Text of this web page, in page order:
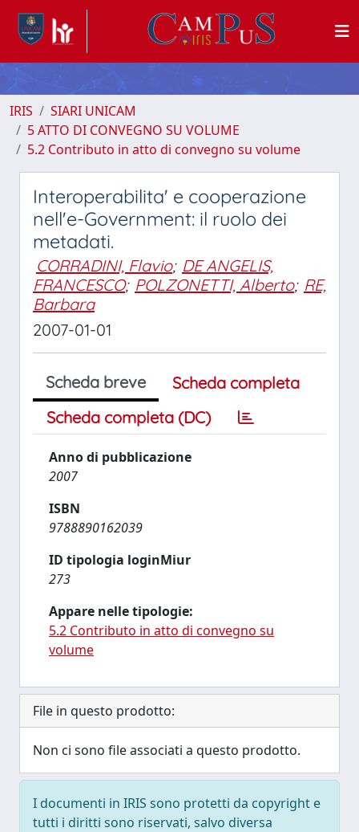
IRIS
SIARI UNICAM
5 ATTO DI CONVEGNO SU VOLUME
5.2 Contributo in atto di convegno su volume
Interoperabilita' e cooperazione
nell'e-Government: il ruolo dei
metadati.
CORRADINI, Flavio; DE ANGELIS,
FRANCESCO; POLZONETTI, Alberto; RE,
Barbara
2007-01-01
Scheda breve
Scheda completa
Scheda completa (DC)
Anno di pubblicazione
2007
ISBN
9788890162039
ID tipologia loginMiur
273
Appare nelle tipologie:
5.2 Contributo in atto di convegno su
volume
File in questo prodotto:
Non ci sono file associati a questo prodotto.
I documenti in IRIS sono protetti da copyright e
tutti i diritti sono riservati, salvo diversa